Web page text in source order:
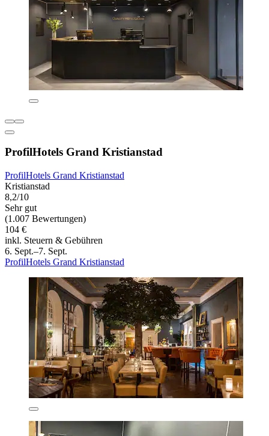
ProfilHotels Grand Kristianstad
ProfilHotels Grand Kristianstad
Kristianstad
8,2/10
Sehr gut
(1.007 Bewertungen)
104 €
inkl. Steuern & Gebühren
6. Sept.–7. Sept.
ProfilHotels Grand Kristianstad